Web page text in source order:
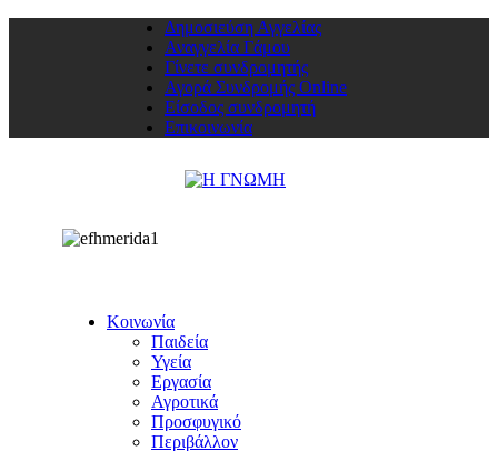
Δημοσιεύση Αγγελίας
Αναγγελία Γάμου
Γίνετε συνδρομητής
Αγορά Συνδρομής Online
Είσοδος συνδρομητή
Επικοινωνία
Κοινωνία
Παιδεία
Υγεία
Εργασία
Αγροτικά
Προσφυγικό
Περιβάλλον